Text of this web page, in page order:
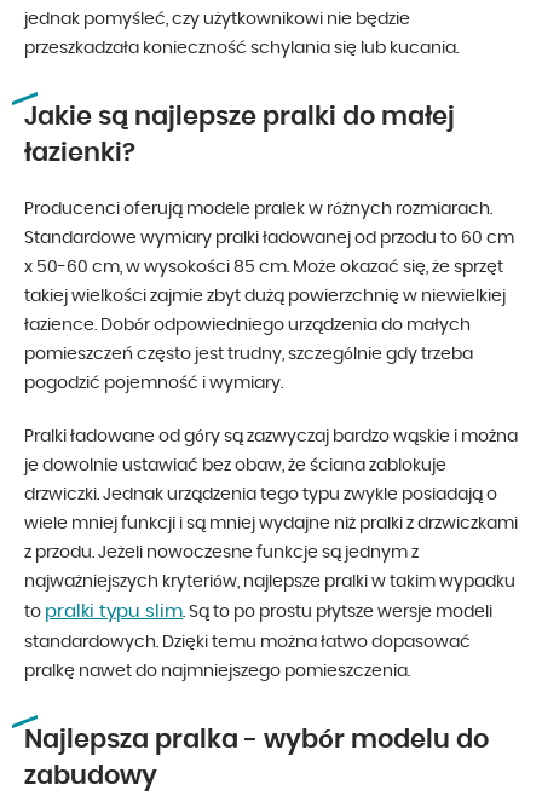
jednak pomyśleć, czy użytkownikowi nie będzie
przeszkadzała konieczność schylania się lub kucania.
Jakie są najlepsze pralki do małej
łazienki?
Producenci oferują modele pralek w różnych rozmiarach.
Standardowe wymiary pralki ładowanej od przodu to 60 cm
x 50-60 cm, w wysokości 85 cm. Może okazać się, że sprzęt
takiej wielkości zajmie zbyt dużą powierzchnię w niewielkiej
łazience. Dobór odpowiedniego urządzenia do małych
pomieszczeń często jest trudny, szczególnie gdy trzeba
pogodzić pojemność i wymiary.
Pralki ładowane od góry są zazwyczaj bardzo wąskie i można
je dowolnie ustawiać bez obaw, że ściana zablokuje
drzwiczki. Jednak urządzenia tego typu zwykle posiadają o
wiele mniej funkcji i są mniej wydajne niż pralki z drzwiczkami
z przodu. Jeżeli nowoczesne funkcje są jednym z
najważniejszych kryteriów, najlepsze pralki w takim wypadku
to pralki typu slim. Są to po prostu płytsze wersje modeli
standardowych. Dzięki temu można łatwo dopasować
pralkę nawet do najmniejszego pomieszczenia.
Najlepsza pralka - wybór modelu do
zabudowy